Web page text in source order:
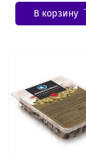
В корзину